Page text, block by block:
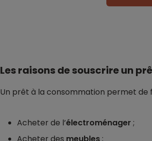
Les raisons de souscrire un
Un prêt à la consommation permet de
Acheter de l’électroménager ;